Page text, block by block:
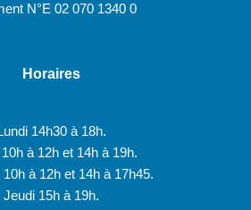
N°E 02 070 1340 0
Horaires
14h30 à 18h.
à 12h et 14h à 19h.
à 12h et 14h à 17h45.
Jeudi 15h à 19h.